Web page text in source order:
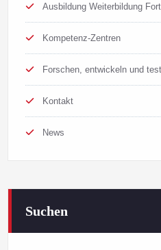
Ausbildung Weiterbildung
Kompetenz-Zentren
Forschen, entwickeln und
Kontakt
News
Suchen